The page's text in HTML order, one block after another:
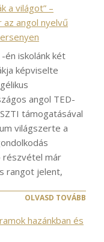
a világot” –
angol nyelvű
én iskolánk két
képviselte
angol TED-
támogatásával
világszerte a
részvétel már
rangot jelent,
OLVASD TOVÁBB
hazánkban és